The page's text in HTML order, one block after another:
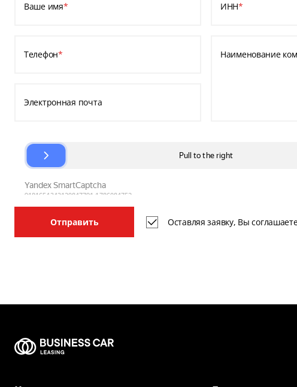
Ваше имя*
Телефон*
Электронная почта
ИНН*
Наименование
Отправить Оставляя заявку, Вы